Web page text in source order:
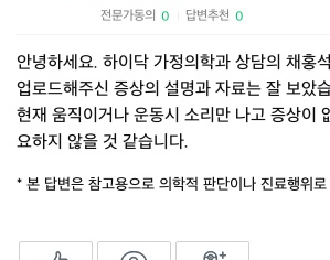
전문가동의 0 답변추천 0
안녕하세요. 하이닥 가정의학과 상담의 채홍
업로드해주신 증상의 설명과 자료는 잘 보았
현재 움직이거나 운동시 소리만 나고 증상이
요하지 않을 것 같습니다.
* 본 답변은 참고용으로 의학적 판단이나 진료행위